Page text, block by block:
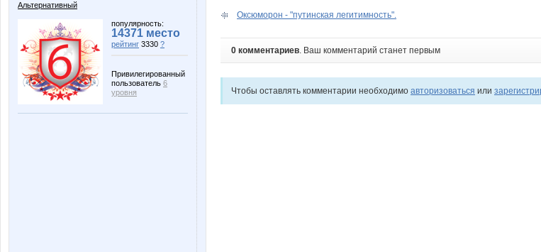
Альтернативный
популярность:
14371 место
рейтинг 3330 ?
Привилегированный
пользователь 6
уровня
Оксюморон - "путинская легитимность".
0 комментариев. Ваш комментарий станет первым
Чтобы оставлять комментарии необходимо авторизоваться или